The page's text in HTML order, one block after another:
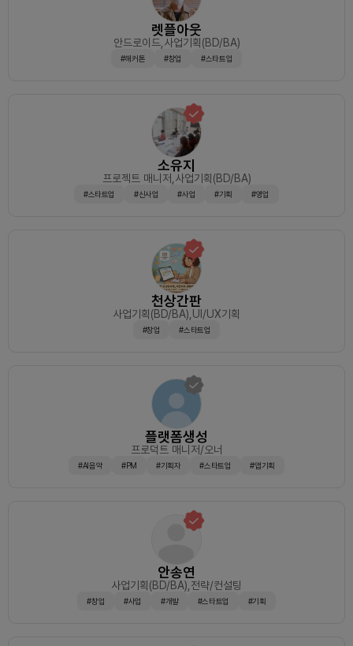
보의 비대칭을 많이 해소할 수 있는 시장이고 트래픽유도와 금
융상품이 엮이면 수많은 서비스와 자체상품을 낼 수 있을 것입
니다.로드맵이 있는데 함께하게 되면 브리핑드리겠습니다.당연
히 확정이 아니기에 팀원 또는 사이드프로젝트로 참여해주시는
분들의 의견을 적극적으로 반영할 예정입니다!2. 회의 진행- 주
에 카톡하면서 의사소통하면 됩니다!(가장 중요)3. 합류 프로세
스1. 지원자분께서 프로젝트장에게 커피챗 요청(계속해서 너무
많은 지원자분이 계셔서 커피챗 주지 않으면 연락이 닿지 않을
확률이 높습니다)2. R&amp;R 과 서로 할 수 있고 시너지를 낼
수 있는 부분이 있다는 것이 커피챗으로 확인되면 바로 Zoom
화상 미팅 진행(줌화상회의: 가끔 '화상' 이라는 뜻을 모르는 분
이 계시던데 그럼 바로 탈락!)3. 지원만하시고 연락이 없을 경우
의지가 없다고 판단하여 거절4. 프로젝트 진행 단톡방 합류 및
와 미술작품 정보들을 긁어 모으고, DB를 구성하여 우리 새로
운 B2C 서비스의 파이프라인을 구성: 우리가 모아둔 data 기
반으로 인사이트 발굴을 위한 시각화, 데이터 분석, 데이터 속성
분석, 감성분석을 위한 데이터 가공- 인프라 개발자: AWS 나
NAS로 백서버를 오픈하고 ERD 구성 협업 후 DB 구성, 네트
워크 구성, 개발 환경 구성, 현재 합류된 개발자들과 소통- 갤러
리 영업(2명): 갤러리 인터뷰 및 우리의 B2B 서비스 고객으로
만들기- 리드 개발자 (1명) - 인프라, 백엔드, 프론트 상관 무:
요한 분들의 포지션을 적어놨구요.실력이 부족하더라도 같이 계
속 소통하며, 문제를 해결해가며 서비스를 같이 구현해볼 분들
을 찾습니다.5. 그외책임감 있게 진행하실 분만 지원부탁드립니
다.1. 아무 역할도 못하고2. 본인 포지션도 못정하고,3. 애정도
없고,4. 본인이 여기서 뭘 하고 싶은지, 뭘 해보고 싶은지,5. 뭘
얻어가고 싶은지6. 포트폴리오에 뭘 담고싶은지모르겠는 분은
은 정중히 거절합니다.제가 월급을 드리거나, 개인 지도를 해드
리거나, 상사가 있거나 한 경우가 아니기에사이드 프로젝트는
져갈 수 있겠다 하는 것이 아닙니다.여기서 적극적으로 하시면!
사업 기획 경력 7년차인 저에게서 많은 것들을 배워갈 수는 있
본인이 이 프로젝트 진행에 불만을 품고 나가시게 될겁니다.함
께 해주시는 만큼 함께 가져갈 것을 만들 것입니다.본인이 작업
할 일정들을 먼저 합의하고, 미션을 해결해가고만약 어렵거나,
부담스럽다면 난이도도 낮춰드립니다.회사가 바빠서,이직이 바
X 기획 업무를 진행해주시고 계십니다. 잠재 고객들이 유입됐을
때의 좋은 사용자 경험을 제공하기 위해 고객 관점에서의 고객
경험을 고려하여 UI/UX 기획, 설계에 대한 업무를 수행해주시
고 계십니다.[Design] 우현님 - 현재 프로젝트에서 UI/UX 디
자이너 업무를 진행해주시고 계십니다. 그 외로도 브랜딩 로고
뮤니케이션 방법은 디스코드를 통해 이루어질 예정이며, 기획
및 설계 완료에 따라 각자 맡은 업무에 따라 스프린트 단위에 수
행할 수 있는 업무를 수립하고, 일정에 대해서 조율할 예정입니
다.아키텍쳐는 설계해둔 상태에서 기능 단위의 작은 Task 부터
빠르게 배포할 계획이고, 이에 따라 MVP 모델도 최대한 빨리
개발하여 배포 후 가설에 대한 검증도 신속하게 해볼 계획을 갖
고 있습니다.프로젝트의 첫 번째 목표해당 프로젝트는 플랫폼
서비스의 극초기 모델입니다. 이에 따라 첫 번째 목표는 타겟하
객들의 설문 또는 VOC 를 진행하여 고객들의 명확한 니즈를
파악할 것이며, 이를 통해 향후 비즈니스 모델의 가설을 세운 후
이에 따른 두 번째 목표를 재수립할 계획입니다. 해당 프로젝트
는 잠재 고객들의 유입을 만드는 것에 중점이 맞춰진 것이라는
포인트 참고해주시길 바랍니다.프로젝트 모집 포지션백엔드 개
발자 - 기획자의 개발 요구사항에 따라 백엔드 개발 및 api 개
발을 진행하고, 프론트엔드 개발자와 함께 협업하여 프로덕트를
개발합니다.콘텐츠 마케팅 A - 기존 콘텐츠 마케터와 논의하여
을 처음부터 작업하여 성장하는 모습을 직접 경험하며, 성장 그
래프를 향상시킬 수 있을 것입니다.프로젝트 지원 시(필수) 경력
및 스킬 - 재직 여부, 스킬에 대한 레벨(필수) 지원 동기 - 많은
프로젝트 중 해당 프로젝트를 지원한 이유를 알려주시면 큰 도
움이 됩니다 : )(필수) 업무 시간 - 재직중이라면 하루에 해당 프
로젝트를 위해 사용할 수 있는 시간의 정도 (대략적이라도 괜찮
습니다.)(선택) 자기 개발 - 블로그, 링크드인 등위와 같은 내용
을 같이 커피챗으로 공유 해주시면 빠른 합류에 도움이 됩니다.
하게 한 번 고민해보시고, 지원해주시길 바랍니다. 감사합니다.
했던것 같습니다.일반 대중에게 널리 쓰일 수 있는 그런 서비스
를 함께 만들어 간다는 생각으로 꾸준히 함께 해가봐주실 분들
의 관심을 부탁 드립니다.감사합니다.
렛플아웃
안드로이드,사업기획(BD/BA)
#해커톤 #창업 #스타트업
소유지
프로젝트 매니저 ,사업기획(BD/BA)
#스타트업 #신사업 #사업 #기획 #영업
천상간판
사업기획(BD/BA) ,UI/UX기획
#창업 #스타트업
플랫폼생성
프로덕트 매니저/오너
#AI음악 #PM #기획자 #스타트업 #앱기획
안송연
사업기획(BD/BA) ,전략/컨설팅
#창업 #사업 #개발 #스타트업 #기획